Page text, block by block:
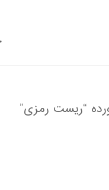
“ریست رمزی”